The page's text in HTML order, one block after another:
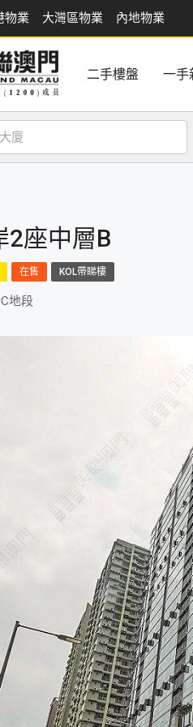
物業 大灣區物業 內地物業
二手樓盤 一手
2座中層B
在售 KOL帶睇樓
地段